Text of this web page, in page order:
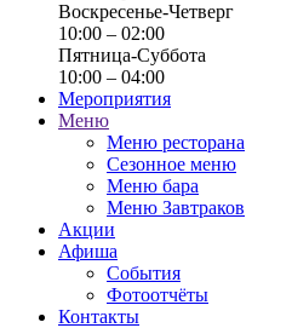
Воскресенье-Четверг
10:00 – 02:00
Пятница-Суббота
10:00 – 04:00
Мероприятия
Меню
Меню ресторана
Сезонное меню
Меню бара
Меню Завтраков
Акции
Афиша
События
Фотоотчёты
Контакты